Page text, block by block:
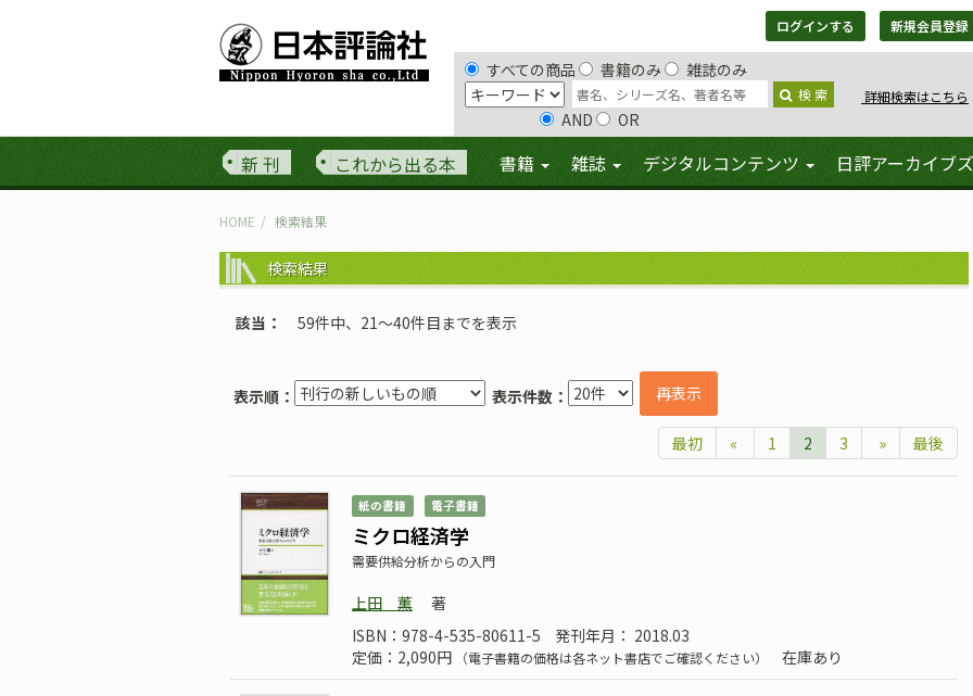
ログインする 新規会員登録
すべての商品 書籍のみ 雑誌のみ
検 索 詳細検索はこちら
AND OR
新 刊 これから出る本 書籍 雑誌 デジタルコンテンツ 日評アーカイブズ
HOME 検索結果
検索結果
該当 59件中、21〜40件目までを表示
表示順： 表示件数： 再表示
最初 « 1 2 3 » 最後
紙の書籍 電子書籍
ミクロ経済学
需要供給分析からの入門
上田 薫
著
ISBN：978-4-535-80611-5
発刊年月： 2018.03
定価：2,090円
（電子書籍の価格は各ネット書店でご確認ください） 在庫あり